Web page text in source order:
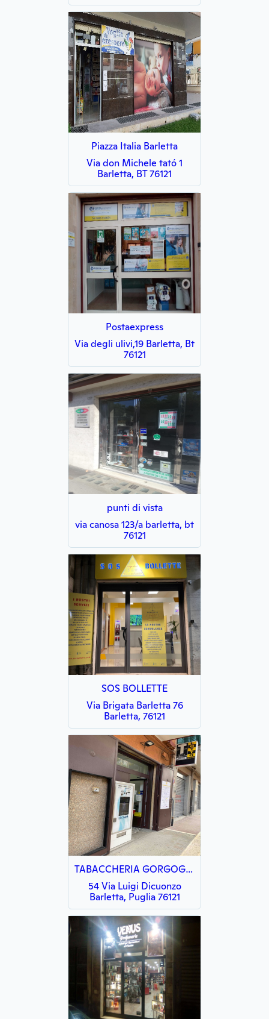
Piazza Italia Barletta
Via don Michele tató 1
Barletta, BT 76121
Postaexpress
Via degli ulivi,19 Barletta, Bt
76121
punti di vista
via canosa 123/a barletta, bt
76121
SOS BOLLETTE
Via Brigata Barletta 76
Barletta, 76121
TABACCHERIA GORGOGLIONE
54 Via Luigi Dicuonzo
Barletta, Puglia 76121